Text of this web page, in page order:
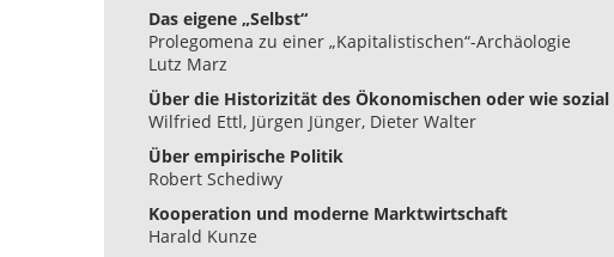
Das eigene „Selbst“
Prolegomena zu einer „Kapitalistischen“-Archäologie
Lutz Marz
Über die Historizität des Ökonomischen oder wie
Wilfried Ettl, Jürgen Jünger, Dieter Walter
Über empirische Politik
Robert Schediwy
Kooperation und moderne Marktwirtschaft
Harald Kunze